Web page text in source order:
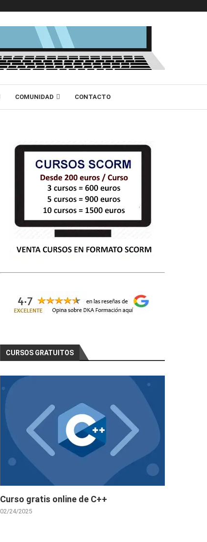
COMUNIDAD CONTACTO
CURSOS GRATUITOS
Curso gratis online de C++
02/24/2025